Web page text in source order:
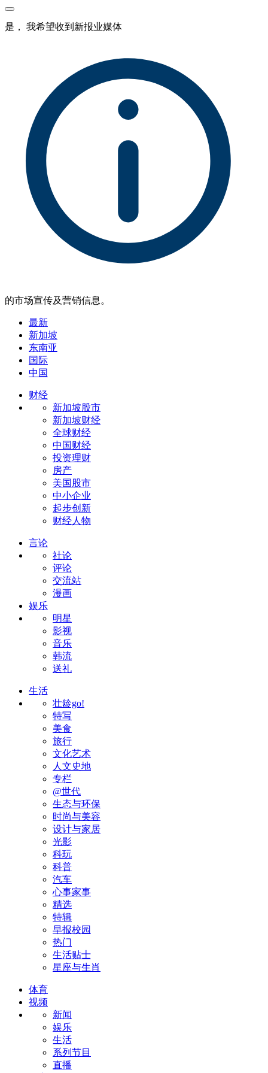
是， 我希望收到新报业媒体
的市场宣传及营销信息。
最新
新加坡
东南亚
国际
中国
财经
新加坡股市
新加坡财经
全球财经
中国财经
投资理财
房产
美国股市
中小企业
起步创新
财经人物
言论
社论
评论
交流站
漫画
娱乐
明星
影视
音乐
韩流
送礼
生活
壮龄go!
特写
美食
旅行
文化艺术
人文史地
专栏
@世代
生态与环保
时尚与美容
设计与家居
光影
科玩
科普
汽车
心事家事
精选
特辑
早报校园
热门
生活贴士
星座与生肖
体育
视频
新闻
娱乐
生活
系列节目
直播